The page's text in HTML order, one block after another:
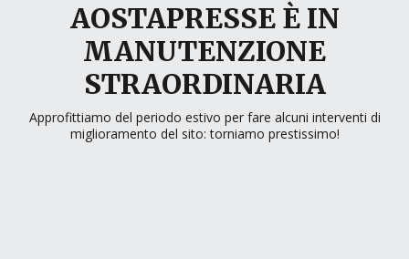
AOSTAPRESSE È IN
MANUTENZIONE
STRAORDINARIA
Approfittiamo del periodo estivo per fare alcuni interventi di
miglioramento del sito: torniamo prestissimo!